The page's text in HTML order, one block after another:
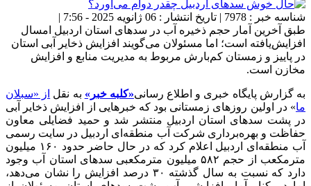
شناسه خبر : 7978 | تاریخ انتشار : 06 ژانویه 2025 - 7:56 |
طبق آخرین آمار حجم ذخیره آب در سدهای استان اردبیل امسال
افزایش‌یافته است؛ اما مسئولان می‌گویند افزایش ذخایر آبی استان
در پاییز و زمستان کم‌بارش مربوط به مدیریت منابع و افزایش
مخازن است.
به گزارش پایگاه خبری و اطلاع رسانی«کلبه خبر» به نقل از «سبلان
ما» در اولین روزهای زمستانی بود که خبرهایی از افزایش ذخایر آبی
در پشت سدهای استان اردبیل منتشر شد و حمید فضایلی معاون
حفاظت و بهره‌برداری شرکت آب منطقه‌ای اردبیل در سایت رسمی
آب منطقه‌ای اردبیل اعلام کرد که در حال حاضر حدود ۱۶۰ میلیون
مترمکعب از حجم ۵۸۲ میلیون مترمکعبی سدهای استان آب وجود
دارد که نسبت به سال گذشته ۳۰ درصد افزایش را نشان می‌دهد،